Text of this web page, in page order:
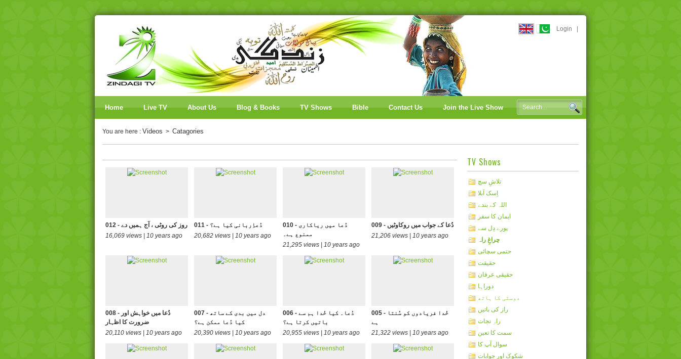
Login
Home Live TV About Us Blog & Books TV Shows Bible Contact Us Join the Live Show
You are here : Videos > Catagories
012 - روز کی روٹی ، آج ہمیں دے
16,069 views | 10 years ago
011 - دُعاِربانی کیا ہے؟
20,682 views | 10 years ago
010 - دُعا میں ریاکاری
ممنوع ہے۔
21,295 views | 10 years ago
009 - دُعا کے جواب میں روکاوٹیں
21,206 views | 10 years ago
008 - دُعا میں خواہش اور
ضرورت کا اظہار
20,110 views | 10 years ago
007 - دل میں بدی کے ساتھ
کیا دُعا ممکن ہے؟
20,390 views | 10 years ago
006 - دُعا۔ کیا خُدا ہم سے
باتیں کرتا ہے؟
20,955 views | 10 years ago
005 - خُدا فریادوں کو سُنتا
ہے
21,322 views | 10 years ago
TV Shows
تلاشِ سچ
اِسک آبلا
اللہ کے بندے
ایمان کا سفر
پورے دِل سے
چراغِ راہ
حتمی سچائی
حقیقت
حقیقی عرفان
دوراہا
دوستی کا ہاتھ
راز کی باتیں
راہِ نجات
سمت کا تعین
سوال آپ کا
شکوک اور جوابات